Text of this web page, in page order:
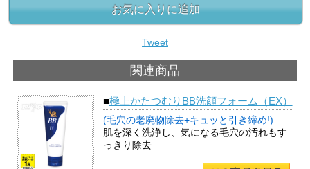
お気に入りに追加
Tweet
関連商品
■極上かたつむりBB洗顔フォーム（EX）
(毛穴の老廃物除去+キュッと引き締め!)
肌を深く洗浄し、気になる毛穴の汚れもす
っきり除去